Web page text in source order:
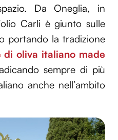
Da Oneglia, in
Carli è giunto sulle
portando la tradizione
oliva italiano made
sempre di più
anche nell’ambito